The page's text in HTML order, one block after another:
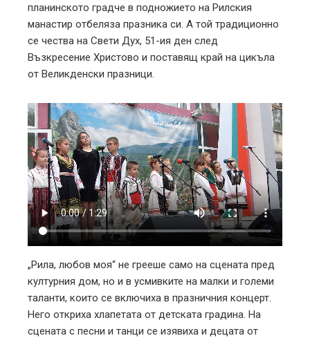
планинското градче в подножието на Рилския
манастир отбеляза празника си. А той традиционно
се чества на Свети Дух, 51-ия ден след
Възкресение Христово и поставящ край на цикъла
от Великденски празници.
„Рила, любов моя“ не грееше само на сцената пред
културния дом, но и в усмивките на малки и големи
таланти, които се включиха в празничния концерт.
Него откриха хлапетата от детската градина. На
сцената с песни и танци се изявиха и децата от